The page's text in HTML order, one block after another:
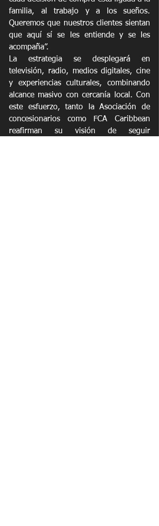
familia, al trabajo y a los sueños.
Queremos que nuestros clientes sientan
que aquí sí se les entiende y se les
acompaña”.
La estrategia se desplegará en
televisión, radio, medios digitales, cine
y experiencias culturales, combinando
alcance masivo con cercanía local. Con
este esfuerzo, tanto la Asociación de
concesionarios como FCA Caribbean
reafirman su visión de seguir